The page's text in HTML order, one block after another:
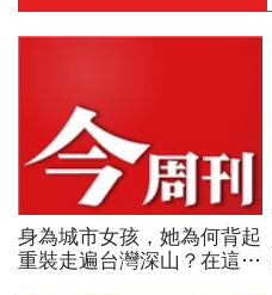
身為城市女孩，她為何背起
重裝走遍台灣深山？在這座